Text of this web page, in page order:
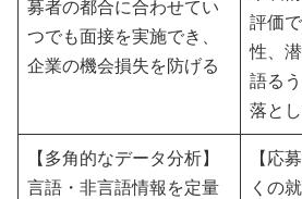
募者の都合に合わせてい
つでも面接を実施でき、
企業の機会損失を防げる
評価
性、
語る
落と
【多角的なデータ分析】
言語・非言語情報を定量
【応
くの